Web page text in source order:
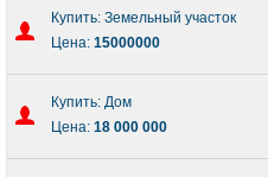
Купить: Земельный участок
Цена: 15000000
Купить: Дом
Цена: 18 000 000